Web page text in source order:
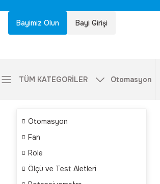
Bayimiz Olun
Bayi Girişi
TÜM KATEGORİLER Otomasyon
Otomasyon
Fan
Röle
Ölçü ve Test Aletleri